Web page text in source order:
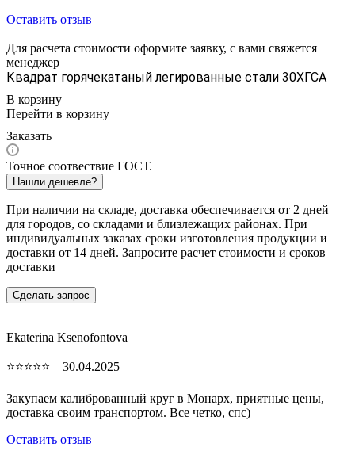
Оставить отзыв
Для расчета стоимости оформите заявку, с вами свяжется
менеджер
Квадрат горячекатаный легированные стали 30ХГСА
В корзину
Перейти в корзину
Заказать
Точное соотвествие ГОСТ.
Нашли дешевле?
При наличии на складе, доставка обеспечивается от 2 дней
для городов, со складами и близлежащих районах. При
индивидуальных заказах сроки изготовления продукции и
доставки от 14 дней. Запросите расчет стоимости и сроков
доставки
Сделать запрос
Ekaterina Ksenofontova
⭐⭐⭐⭐⭐ 30.04.2025
Закупаем калиброванный круг в Монарх, приятные цены,
доставка своим транспортом. Все четко, спc)
Оставить отзыв